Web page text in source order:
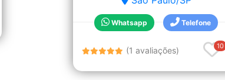
Whatsapp Telefone
(1 avaliações) 10